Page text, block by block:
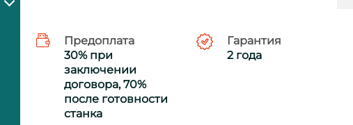
Предоплата
30% при
заключении
договора, 70%
после готовности
станка
Гарантия
2 года